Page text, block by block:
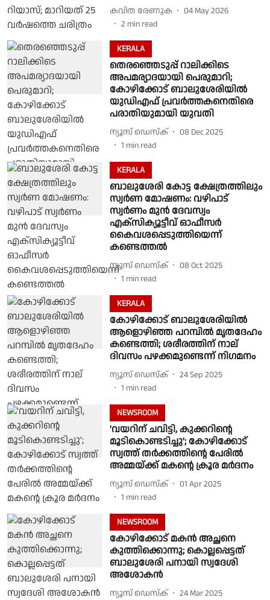
കവിത രേണുക
04 May 2026
2 min read
KERALA
തെരഞ്ഞെടുപ്പ് റാലിക്കിടെ
അപമര്യാദയായി പെരുമാറി;
കോഴിക്കോട് ബാലുശേരിയിൽ
യുഡിഎഫ് പ്രവർത്തകനെതിരെ
പരാതിയുമായി യുവതി
ന്യൂസ് ഡെസ്ക്
08 Dec 2025
1 min read
KERALA
ബാലുശേരി കോട്ട ക്ഷേത്രത്തിലും
സ്വർണ മോഷണം: വഴിപാട്
സ്വർണം മുൻ ദേവസ്വം
എക്സിക്യൂട്ടീവ് ഓഫീസർ
കൈവശപ്പെടുത്തിയെന്ന്
കണ്ടെത്തൽ
ന്യൂസ് ഡെസ്ക്
08 Oct 2025
1 min read
KERALA
കോഴിക്കോട് ബാലുശേരിയിൽ
ആളൊഴിഞ്ഞ പറമ്പിൽ മൃതദേഹം
കണ്ടെത്തി; ശരീരത്തിന് നാല്
ദിവസം പഴക്കമുണ്ടെന്ന് നിഗമനം
ന്യൂസ് ഡെസ്ക്
24 Sep 2025
1 min read
NEWSROOM
'വയറിന് ചവിട്ടി, കുക്കറിന്റെ
മൂടികൊണ്ടടിച്ചു'; കോഴിക്കോട്
സ്വത്ത് തര്‍ക്കത്തിന്റെ പേരില്‍
അമ്മയ്ക്ക് മകന്റെ ക്രൂര മര്‍ദനം
ന്യൂസ് ഡെസ്ക്
01 Apr 2025
1 min read
NEWSROOM
കോഴിക്കോട് മകൻ അച്ഛനെ
കുത്തിക്കൊന്നു; കൊല്ലപ്പെട്ടത്
ബാലുശേരി പനായി സ്വദേശി
അശോകൻ
ന്യൂസ് ഡെസ്ക്
24 Mar 2025